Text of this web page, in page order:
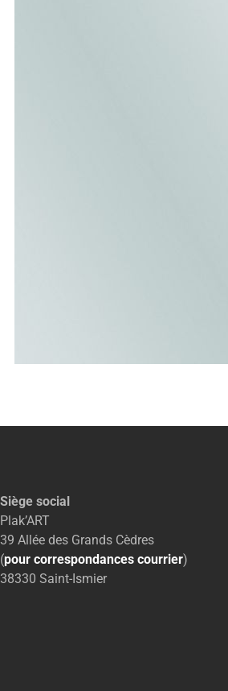
Siège social
Plak’ART
39 Allée des Grands Cèdres
(pour correspondances courrier)
38330 Saint-Ismier